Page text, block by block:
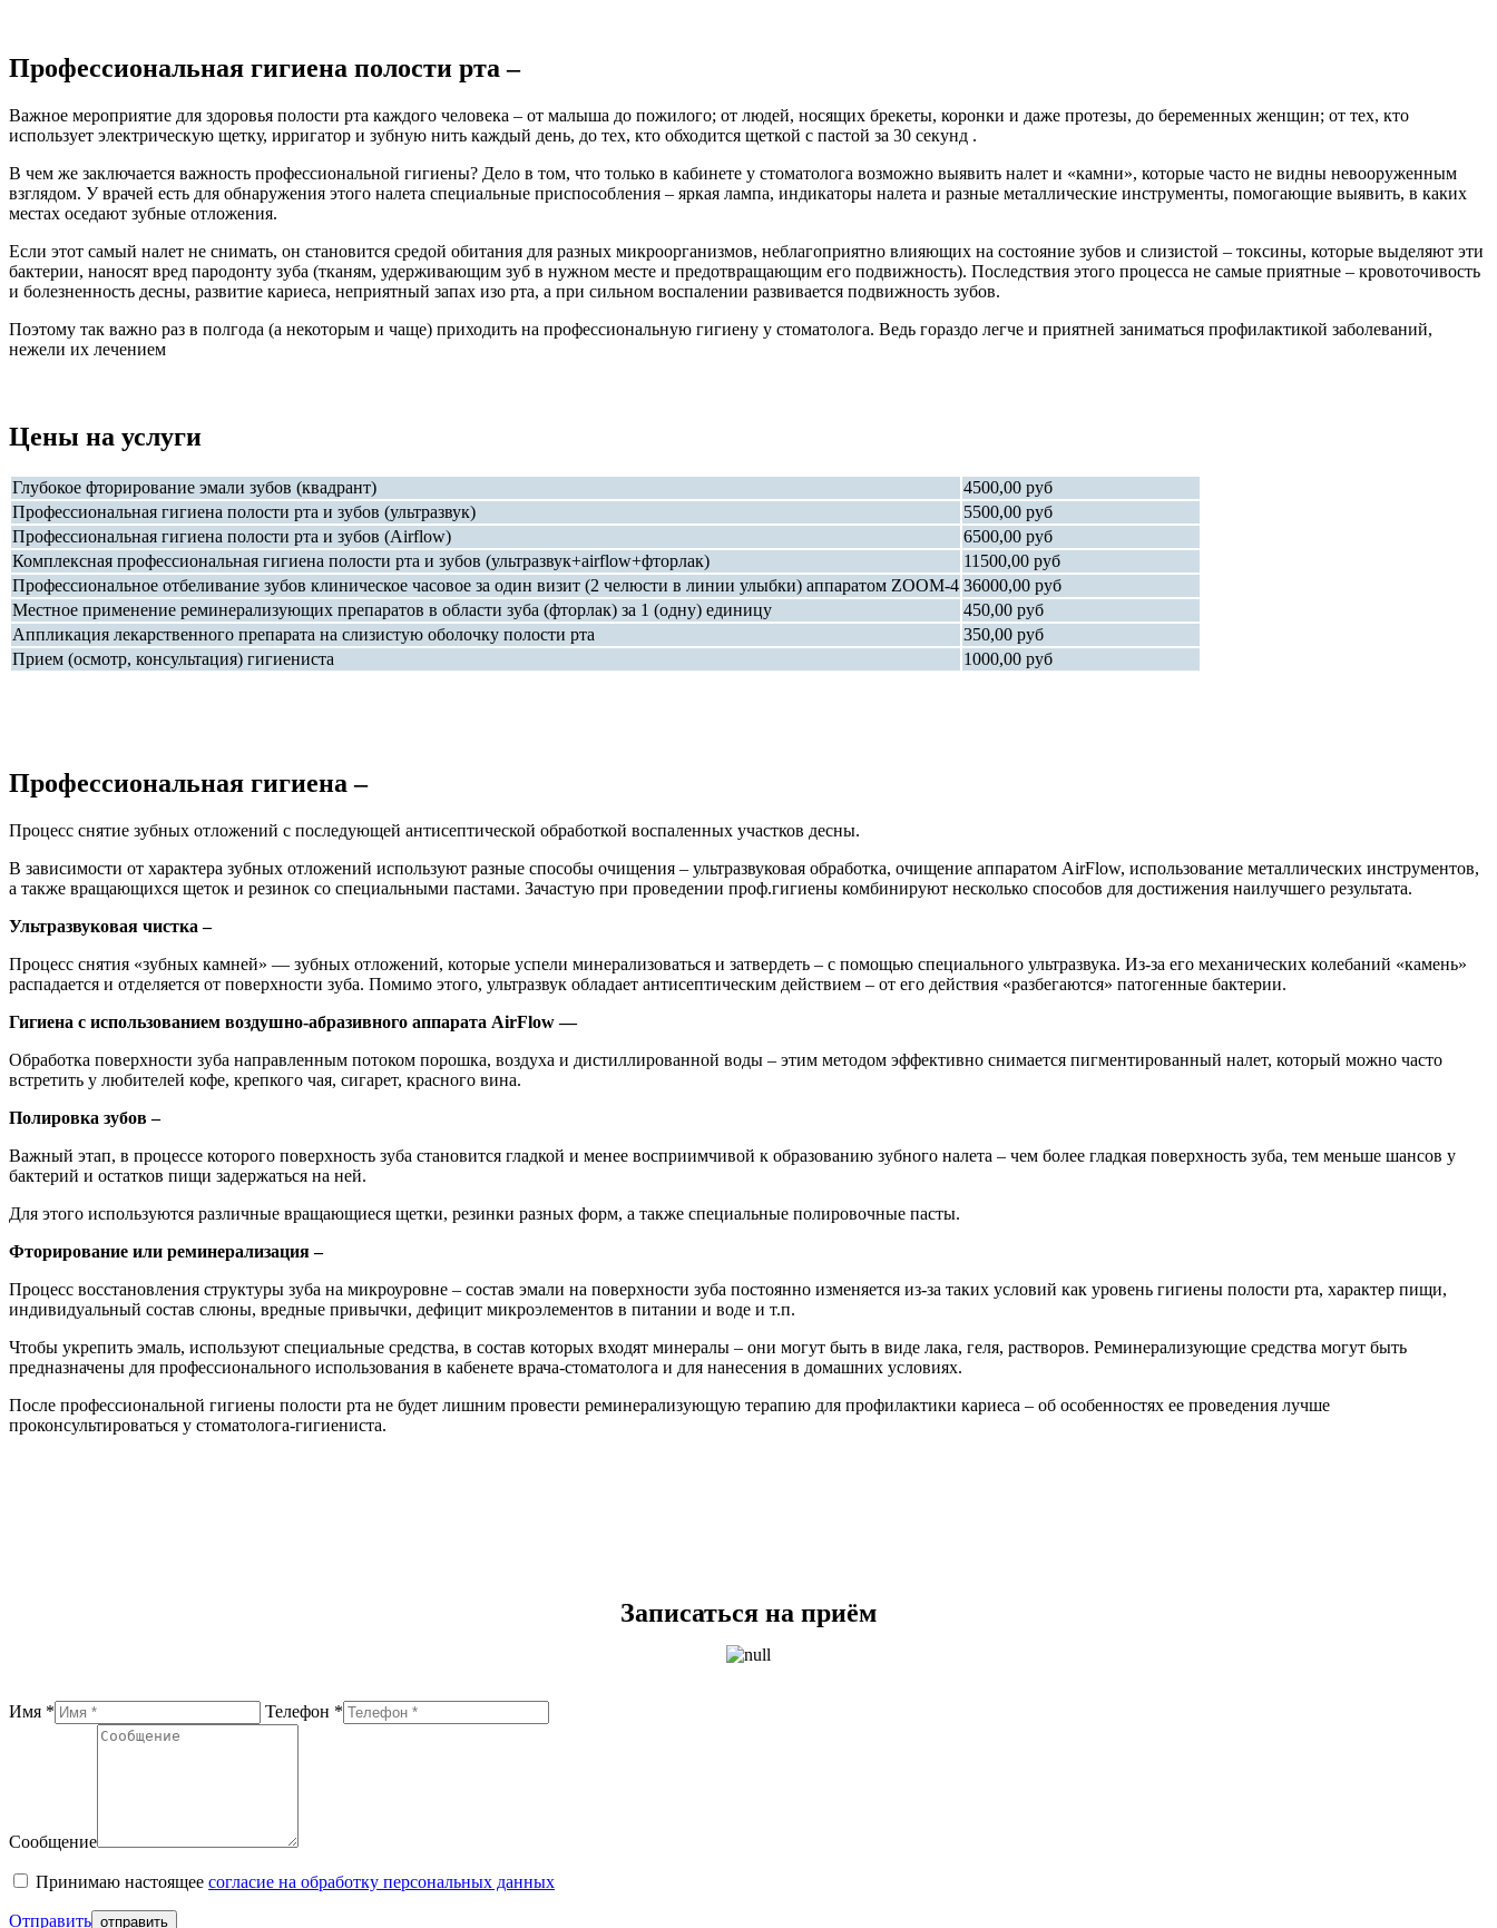
Профессиональная гигиена полости рта –
Важное мероприятие для здоровья полости рта каждого человека – от малыша до пожилого; от людей, носящих брекеты, коронки и даже протезы, до беременных женщин; от тех, кто
использует электрическую щетку, ирригатор и зубную нить каждый день, до тех, кто обходится щеткой с пастой за 30 секунд .
В чем же заключается важность профессиональной гигиены? Дело в том, что только в кабинете у стоматолога возможно выявить налет и «камни», которые часто не видны невооруженным
взглядом. У врачей есть для обнаружения этого налета специальные приспособления – яркая лампа, индикаторы налета и разные металлические инструменты, помогающие выявить, в каких
местах оседают зубные отложения.
Если этот самый налет не снимать, он становится средой обитания для разных микроорганизмов, неблагоприятно влияющих на состояние зубов и слизистой – токсины, которые выделяют эти
бактерии, наносят вред пародонту зуба (тканям, удерживающим зуб в нужном месте и предотвращающим его подвижность). Последствия этого процесса не самые приятные – кровоточивость
и болезненность десны, развитие кариеса, неприятный запах изо рта, а при сильном воспалении развивается подвижность зубов.
Поэтому так важно раз в полгода (а некоторым и чаще) приходить на профессиональную гигиену у стоматолога. Ведь гораздо легче и приятней заниматься профилактикой заболеваний,
нежели их лечением
Цены на услуги
Глубокое фторирование эмали зубов (квадрант)
4500,00 руб
Профессиональная гигиена полости рта и зубов (ультразвук)
5500,00 руб
Профессиональная гигиена полости рта и зубов (Airflow)
6500,00 руб
Комплексная профессиональная гигиена полости рта и зубов (ультразвук+airflow+фторлак)
11500,00 руб
Профессиональное отбеливание зубов клиническое часовое за один визит (2 челюсти в линии улыбки) аппаратом ZOOM-4 36000,00 руб
Местное применение реминерализующих препаратов в области зуба (фторлак) за 1 (одну) единицу
450,00 руб
Аппликация лекарственного препарата на слизистую оболочку полости рта
350,00 руб
Прием (осмотр, консультация) гигиениста
1000,00 руб
Профессиональная гигиена –
Процесс снятие зубных отложений с последующей антисептической обработкой воспаленных участков десны.
В зависимости от характера зубных отложений используют разные способы очищения – ультразвуковая обработка, очищение аппаратом AirFlow, использование металлических инструментов,
а также вращающихся щеток и резинок со специальными пастами. Зачастую при проведении проф.гигиены комбинируют несколько способов для достижения наилучшего результата.
Ультразвуковая чистка –
Процесс снятия «зубных камней» — зубных отложений, которые успели минерализоваться и затвердеть – с помощью специального ультразвука. Из-за его механических колебаний «камень»
распадается и отделяется от поверхности зуба. Помимо этого, ультразвук обладает антисептическим действием – от его действия «разбегаются» патогенные бактерии.
Гигиена с иcпользованием воздушно-абразивного аппарата AirFlow —
Обработка поверхности зуба направленным потоком порошка, воздуха и дистиллированной воды – этим методом эффективно снимается пигментированный налет, который можно часто
встретить у любителей кофе, крепкого чая, сигарет, красного вина.
Полировка зубов –
Важный этап, в процессе которого поверхность зуба становится гладкой и менее восприимчивой к образованию зубного налета – чем более гладкая поверхность зуба, тем меньше шансов у
бактерий и остатков пищи задержаться на ней.
Для этого используются различные вращающиеся щетки, резинки разных форм, а также специальные полировочные пасты.
Фторирование или реминерализация –
Процесс восстановления структуры зуба на микроуровне – состав эмали на поверхности зуба постоянно изменяется из-за таких условий как уровень гигиены полости рта, характер пищи,
индивидуальный состав слюны, вредные привычки, дефицит микроэлементов в питании и воде и т.п.
Чтобы укрепить эмаль, используют специальные средства, в состав которых входят минералы – они могут быть в виде лака, геля, растворов. Реминерализующие средства могут быть
предназначены для профессионального использования в кабенете врача-стоматолога и для нанесения в домашних условиях.
После профессиональной гигиены полости рта не будет лишним провести реминерализующую терапию для профилактики кариеса – об особенностях ее проведения лучше
проконсультироваться у стоматолога-гигиениста.
Записаться на приём
Имя * Телефон *
Сообщение
Принимаю настоящее согласие на обработку персональных данных
Отправить